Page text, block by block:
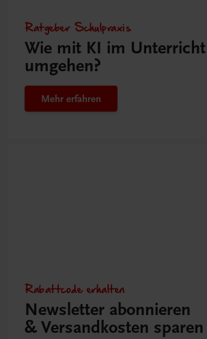
Ratgeber Schulpraxis
Wie mit KI im Unterricht
umgehen?
Mehr erfahren
Rabattcode erhalten
Newsletter abonnieren
& Versandkosten sparen